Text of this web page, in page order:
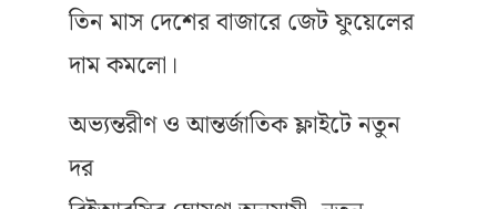
তিন মাস দেশের বাজারে জেট ফুয়েলের
দাম কমলো।
অভ্যন্তরীণ ও আন্তর্জাতিক ফ্লাইটে নতুন
দর